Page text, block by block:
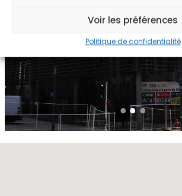
Voir les préférences
Politique de confidentialité